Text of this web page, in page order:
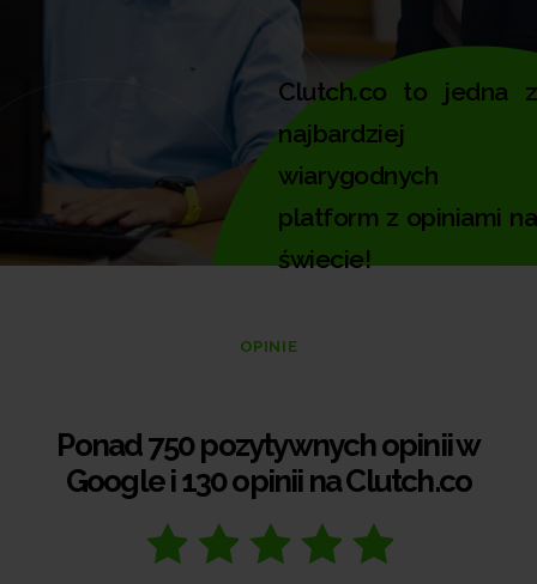
Clutch.co to jedna z
najbardziej
wiarygodnych
platform z opiniami na
świecie!
OPINIE
Ponad 750 pozytywnych opinii w
Google i 130 opinii na Clutch.co